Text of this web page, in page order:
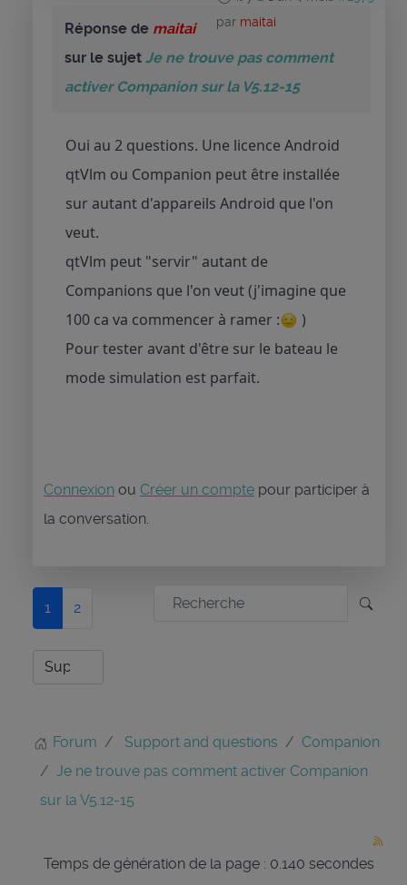
par maitai
Réponse de maitai
sur le sujet Je ne trouve pas comment
activer Companion sur la V5.12-15
Oui au 2 questions. Une licence Android
qtVlm ou Companion peut être installée
sur autant d'appareils Android que l'on
veut.
qtVlm peut "servir" autant de
Companions que l'on veut (j'imagine que
100 ca va commencer à ramer :
)
Pour tester avant d'être sur le bateau le
mode simulation est parfait.
Connexion ou Créer un compte pour participer à
la conversation.
1 2
Forum Support and questions
Companion
Je ne trouve pas comment activer Companion
sur la V5.12-15
Temps de génération de la page : 0.140 secondes